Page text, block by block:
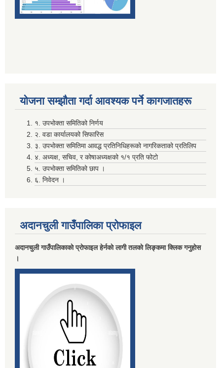
योजना सम्झाैता गर्दा आवश्यक पर्ने कागजातहरू
१. उपभोक्ता समितिको निर्णय
२. वडा कार्यालयको सिफारिस
३. उपभोक्ता समितिमा आवद्ध प्रतिनिधिहरूको नागरिकताको प्रतिलिप
४. अध्यक्ष, सचिव, र कोषाअध्यक्षको १/१ प्रति फोटो
५. उपभोक्ता समितिको छाप ।
६. निवेदन ।
अदानचुली गाउँपालिका प्राेफाइल
अदानचुली गाउँपालिकाकाे प्राेफाइल हेर्नकाे लागी तलकाे लिङ्कमा क्लिक गनुहाेस
।